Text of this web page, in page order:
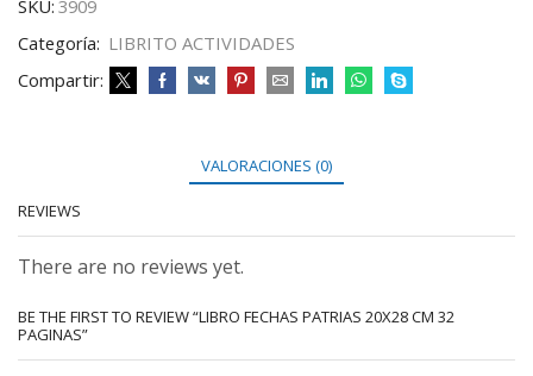
SKU: 3909
Categoría: LIBRITO ACTIVIDADES
Compartir:
VALORACIONES (0)
REVIEWS
There are no reviews yet.
BE THE FIRST TO REVIEW “LIBRO FECHAS PATRIAS 20X28 CM 32
PAGINAS”